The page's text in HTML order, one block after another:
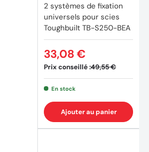
2 systèmes de fixation
universels pour scies
Toughbuilt TB-S250-BEA
Prix conseillé :49,55 €
33,08 €
En stock
Ajouter au panier